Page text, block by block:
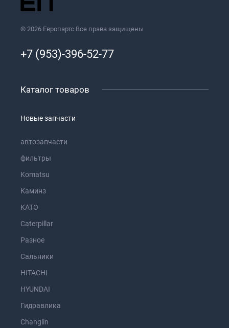
© 2026 Европартс Все права защищены
+7 (953)-396-52-77
Каталог товаров
Новые запчасти
автозапчасти
фильтры
Komatsu
Каминз
KATO
Caterpillar
Разное
Сальники
HITACHI
HYUNDAI
Гидравлика
Changlin